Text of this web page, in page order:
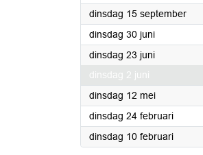
dinsdag 15 september2026
dinsdag 30 juni2026
dinsdag 23 juni2026
dinsdag 2 juni
dinsdag 12 mei2026
dinsdag 24 februari2026
dinsdag 10 februari2026